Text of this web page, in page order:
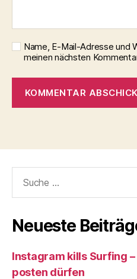
Name, E-Mail-Adresse und
meinen nächsten
nach:
Neueste
Instagram kills Surfing
posten dürfen